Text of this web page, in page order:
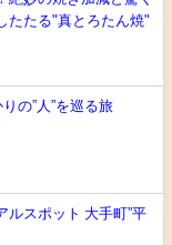
たたる"真とろたん焼"
の”人”を巡る旅
ルスポット 大手町”平